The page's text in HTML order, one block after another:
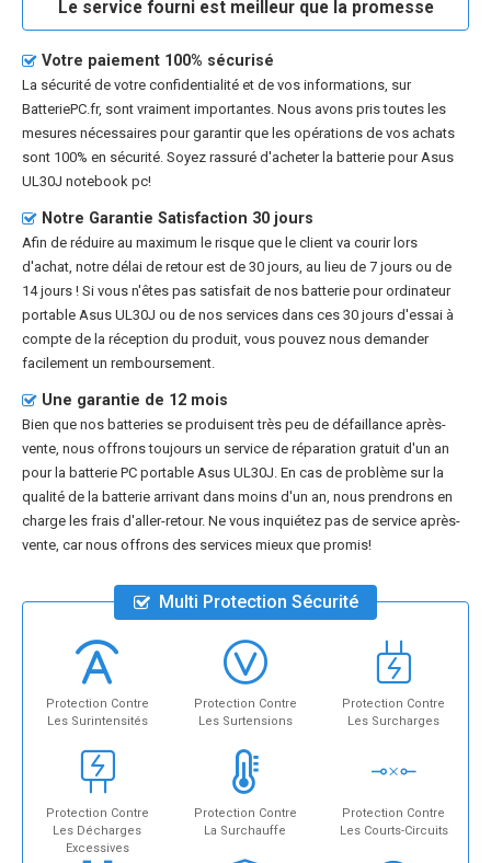
Le service fourni est meilleur que la promesse
Votre paiement 100% sécurisé
La sécurité de votre confidentialité et de vos informations, sur
BatteriePC.fr, sont vraiment importantes. Nous avons pris toutes les
mesures nécessaires pour garantir que les opérations de vos achats
sont 100% en sécurité. Soyez rassuré d'acheter la batterie pour Asus
UL30J notebook pc!
Notre Garantie Satisfaction 30 jours
Afin de réduire au maximum le risque que le client va courir lors
d'achat, notre délai de retour est de 30 jours, au lieu de 7 jours ou de
14 jours ! Si vous n'êtes pas satisfait de nos batterie pour ordinateur
portable Asus UL30J ou de nos services dans ces 30 jours d'essai à
compte de la réception du produit, vous pouvez nous demander
facilement un remboursement.
Une garantie de 12 mois
Bien que nos batteries se produisent très peu de défaillance après-
vente, nous offrons toujours un service de réparation gratuit d'un an
pour la batterie PC portable Asus UL30J . En cas de problème sur la
qualité de la batterie arrivant dans moins d'un an, nous prendrons en
charge les frais d'aller-retour. Ne vous inquiétez pas de service après-
vente, car nous offrons des services mieux que promis!
Multi Protection Sécurité
Protection Contre
Les Surintensités
Protection Contre
Les Surtensions
Protection Contre
Les Surcharges
Protection Contre
Les Décharges
Excessives
Protection Contre
La Surchauffe
Protection Contre
Les Courts-Circuits